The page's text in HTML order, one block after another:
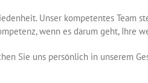
Unser kompetentes Team
wenn es darum geht, Ihre
Sie uns persönlich in unserem